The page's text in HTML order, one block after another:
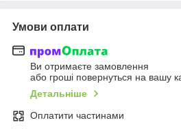
Умови оплати
Ви отримаєте замовлення
або гроші повернуться на вашу
Детальніше
Оплатити частинами